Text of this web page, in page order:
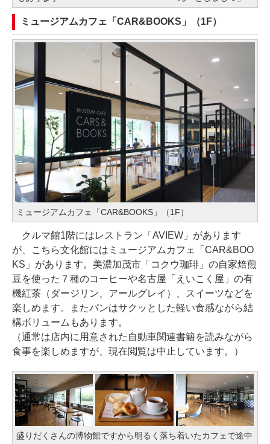
ミュージアムカフェ「CAR&BOOKS」（1F）
ミュージアムカフェ「CAR&BOOKS」（1F）
クルマ館1階にはレストラン「AVIEW」があります
が、こちら文化館にはミュージアムカフェ「CAR&BOO
KS」があります。美濃加茂市「コクウ珈琲」の自家焙煎
豆を使った７種のコーヒーや名古屋「えいこく屋」の有
機紅茶（ダージリン、アールグレイ）、スイーツなどを
楽しめます。またパンはサクッとした軽い食感ながら結
構ボリュームもあります。
（通常は店内に用意された自動車関連書籍を読みながら
食事を楽しめますが、現在閲覧は中止しています。）
盛りだくさんの博物館ですから明るく落ち着いたカフェで途中